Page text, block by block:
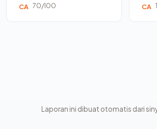
CA 70/100 CA
Laporan ini dibuat otomatis dari